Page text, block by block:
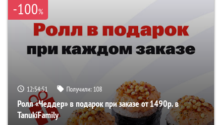
-100%
12:54:51 Получили: 108
Ролл «Чеддер» в подарок при заказе от 1490р. в
TanukiFamily